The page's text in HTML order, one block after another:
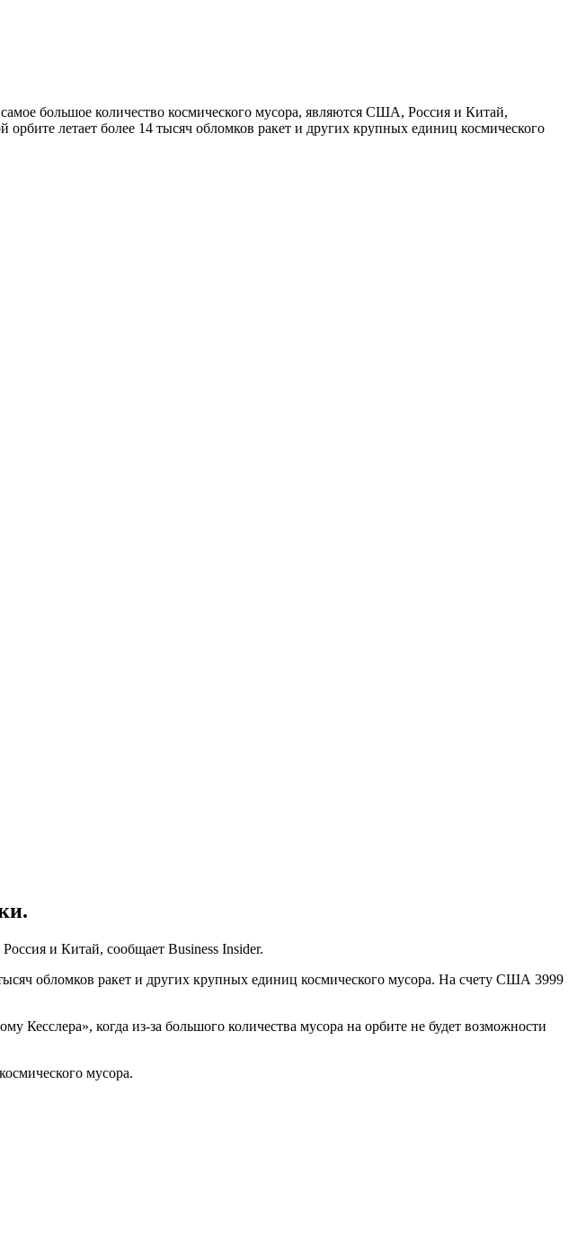
большое количество космического мусора, являются США, Россия и Китай,
летает более 14 тысяч обломков ракет и других крупных единиц космического
и Китай, сообщает Business Insider.
обломков ракет и других крупных единиц космического мусора. На счету США 3999
Кесслера», когда из-за большого количества мусора на орбите не будет возможности
мусора.